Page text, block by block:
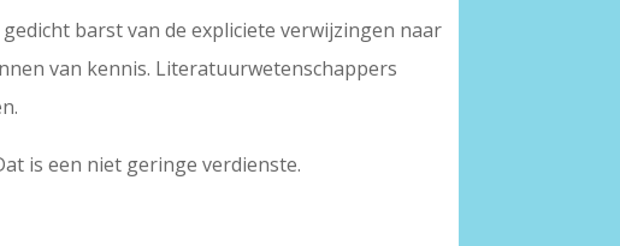
barst van de expliciete verwijzingen naar
van kennis. Literatuurwetenschappers
is een niet geringe verdienste.